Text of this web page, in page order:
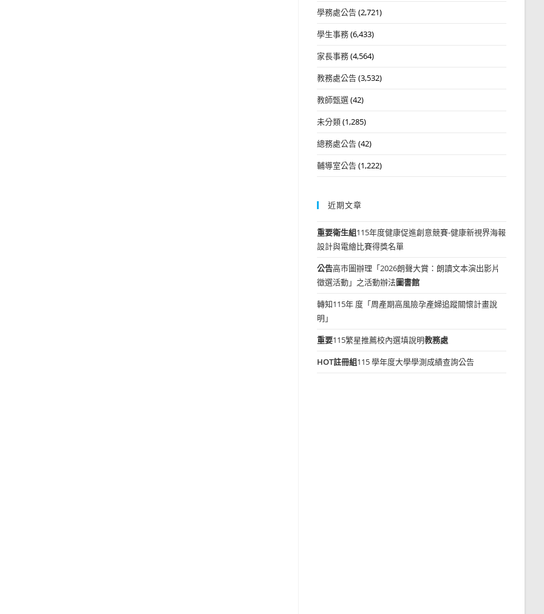
學務處公告(2,721)
學生事務(6,433)
家長事務(4,564)
教務處公告(3,532)
教師甄選(42)
未分類(1,285)
總務處公告(42)
輔導室公告(1,222)
近期文章
重要衛生組115年度健康促進創意競賽-健康新視界海報
設計與電繪比賽得獎名單
公告高市圖辦理「2026朗聲大賞：朗讀文本演出影片
徵選活動」之活動辦法圖書館
轉知115年 度「周產期高風險孕產婦追蹤關懷計畫說
明」
重要115繁星推薦校內選填說明教務處
HOT註冊組115 學年度大學學測成績查詢公告